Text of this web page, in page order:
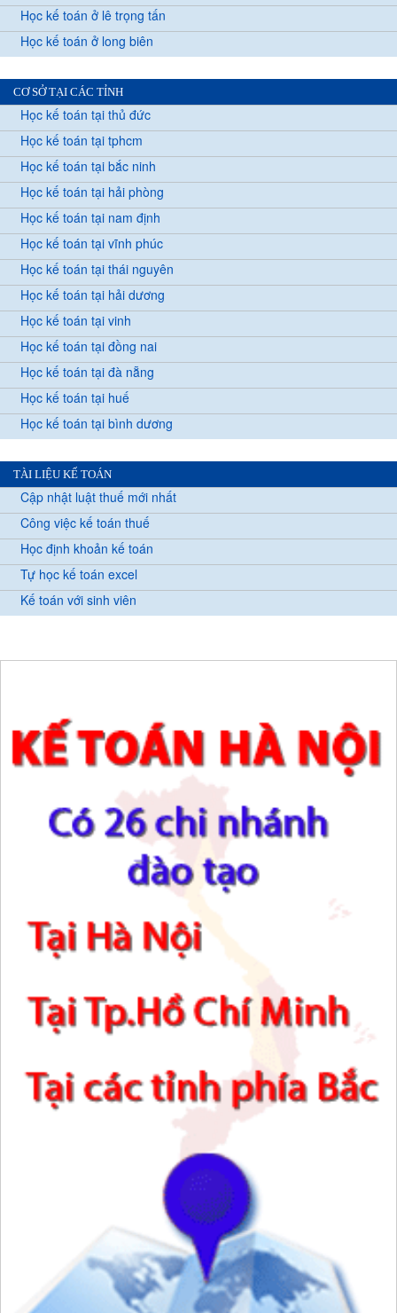
Học kế toán ở lê trọng tấn
Học kế toán ở long biên
CƠ SỞ TẠI CÁC TỈNH
Học kế toán tại thủ đức
Học kế toán tại tphcm
Học kế toán tại bắc ninh
Học kế toán tại hải phòng
Học kế toán tại nam định
Học kế toán tại vĩnh phúc
Học kế toán tại thái nguyên
Học kế toán tại hải dương
Học kế toán tại vinh
Học kế toán tại đồng nai
Học kế toán tại đà nẵng
Học kế toán tại huế
Học kế toán tại bình dương
TÀI LIỆU KẾ TOÁN
Cập nhật luật thuế mới nhất
Công việc kế toán thuế
Học định khoản kế toán
Tự học kế toán excel
Kế toán với sinh viên